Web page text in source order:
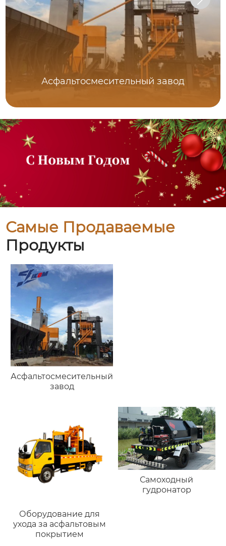
Асфальтосмесительный завод
Самые Продаваемые
Продукты
Асфальтосмесительный
завод
Оборудование для
ухода за асфальтовым
покрытием
Самоходный
гудронатор